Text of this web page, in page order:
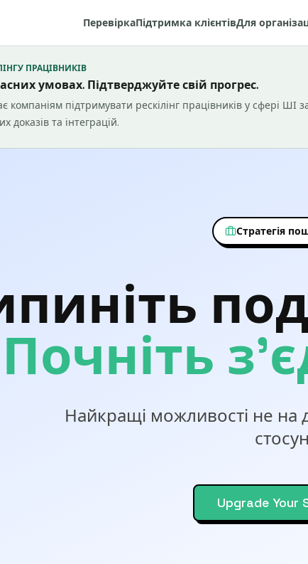
ПеревіркаПідтримка клієнтівДля
ПРАЦІВНИКІВ
умовах. Підтверджуйте свій прогрес.
підтримувати рескілінг працівників у сфері ШІ
доказів та інтеграцій.
Стратегія
Почніть
Найкращі можливості не
Upgrade Your